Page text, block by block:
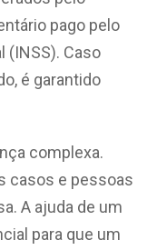
pago pelo
(INSS). Caso
é garantido
complexa.
casos e pessoas
A ajuda de um
para que um